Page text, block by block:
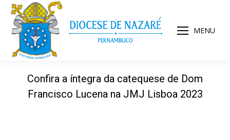
MENU
Confira a íntegra da catequese de Dom
Francisco Lucena na JMJ Lisboa 2023